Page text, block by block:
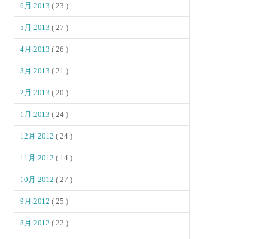
6月 2013( 23 )
5月 2013( 27 )
4月 2013( 26 )
3月 2013( 21 )
2月 2013( 20 )
1月 2013( 24 )
12月 2012( 24 )
11月 2012( 14 )
10月 2012( 27 )
9月 2012( 25 )
8月 2012( 22 )